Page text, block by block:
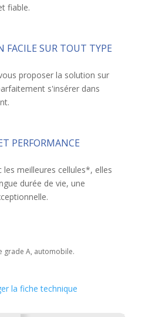
fiable.
FACILE SUR TOUT TYPE
proposer la solution sur
s'insérer dans
PERFORMANCE
les meilleures cellules*, elles
durée de vie, une
grade A, automobile.
la fiche technique